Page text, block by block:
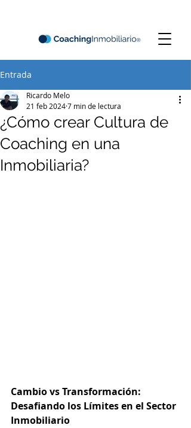
Entrada
¿Cómo crear Cultura de
Coaching en una
Inmobiliaria?
Ricardo Melo
21 feb 20247 min de lectura
Cambio vs Transformación:
Desafiando los Límites en el Sector
Inmobiliario